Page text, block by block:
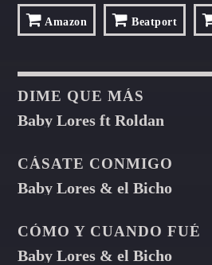
Amazon Beatport
DIME QUE MÁS
Baby Lores ft Roldan
CÁSATE CONMIGO
Baby Lores & el Bicho
CÓMO Y CUANDO FUÉ
Baby Lores & el Bicho